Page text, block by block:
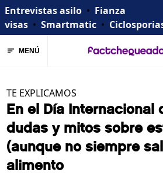
Entrevistas asilo • Fianza
visas • Smartmatic •
MENÚ
TE EXPLICAMOS
En el Día Internacional
dudas y mitos sobre
(aunque no siempre
alimento